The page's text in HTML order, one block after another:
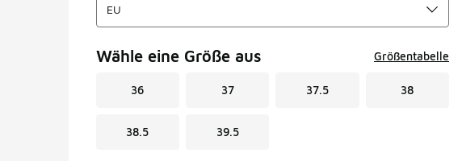
Wähle eine Größe aus Größentabelle
36 37 37.5 38
38.5 39.5